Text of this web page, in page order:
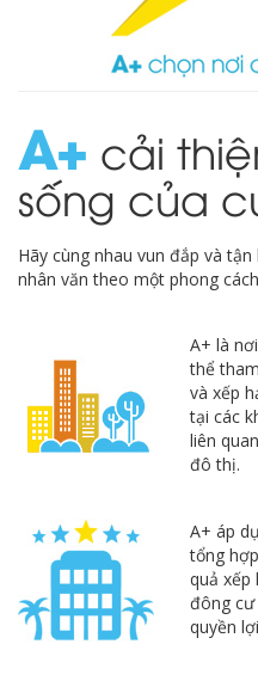
A
cải
sống của
Hãy cùng nhau vun đắp và
nhân văn theo một phong
A+ là
thể
và xếp
tại các
liên
đô thị.
A+ áp
tổng
quả xếp
đông cư
quyền